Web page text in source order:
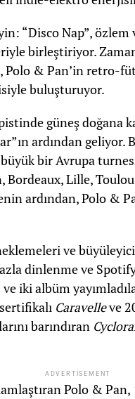
“Disco Nap”,
birleştiriyor.
Polo & Pan’in retro-
buluşturuyor.
güneş
ardından
bir Avrupa
Bordeaux, Lille,
ardından, Polo &
ve
dinlenme ve
iki albüm
Caravelleve
barındıran
ADVERTISEMENT
Polo & Pan,